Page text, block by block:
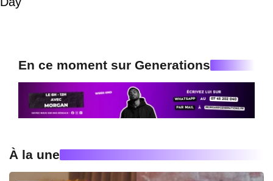
En ce moment sur Generations
À la une